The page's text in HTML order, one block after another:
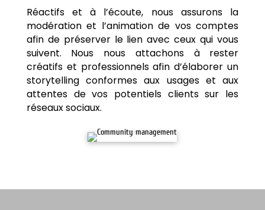
Réactifs et à l’écoute, nous assurons la
modération et l’animation de vos comptes
afin de préserver le lien avec ceux qui vous
suivent. Nous nous attachons à rester
créatifs et professionnels afin d’élaborer un
storytelling conformes aux usages et aux
attentes de vos potentiels clients sur les
réseaux sociaux.